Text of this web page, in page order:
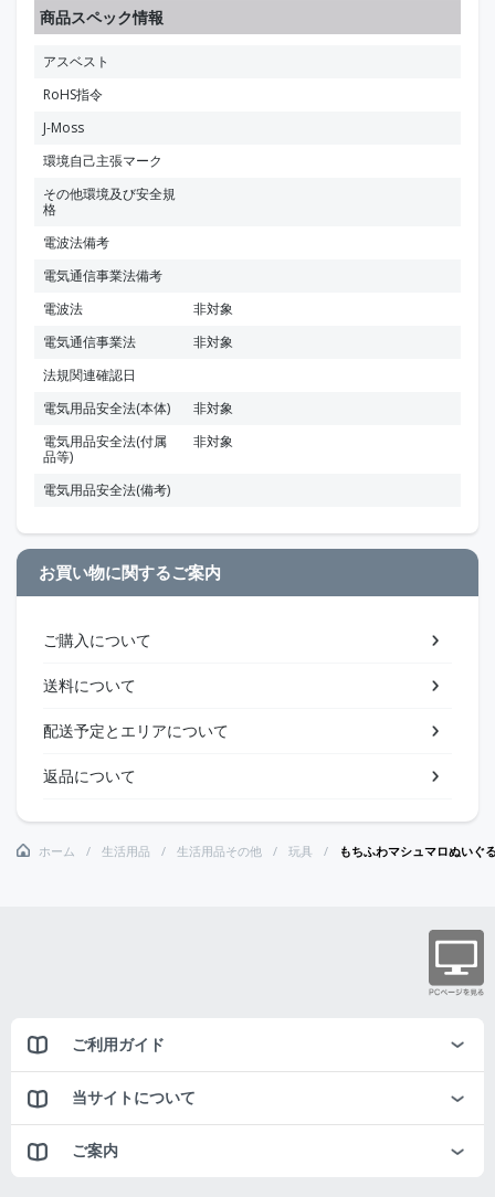
商品スペック情報
アスベスト
RoHS指令
J-Moss
環境自己主張マーク
その他環境及び安全規
格
電波法備考
電気通信事業法備考
電波法
非対象
電気通信事業法
非対象
法規関連確認日
電気用品安全法(本体)
非対象
電気用品安全法(付属
品等)
非対象
電気用品安全法(備考)
お買い物に関するご案内
ご購入について
送料について
配送予定とエリアについて
返品について
ホーム 生活用品 生活用品その他 玩具 もちふわマシュマロぬい
ご利用ガイド
当サイトについて
ご案内